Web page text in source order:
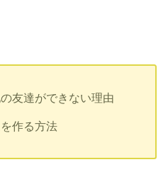
友達ができない理由
作る方法